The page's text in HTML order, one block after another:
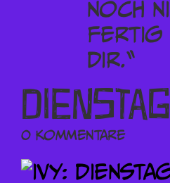
Dienstag
0 Kommentare